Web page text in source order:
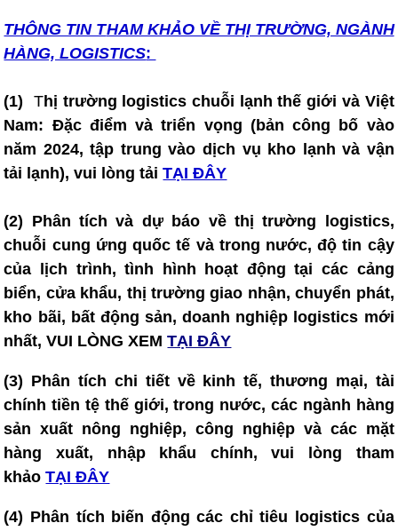
THÔNG TIN THAM KHẢO VỀ THỊ TRƯỜNG, NGÀNH
HÀNG, LOGISTICS:
(1) Thị trường logistics chuỗi lạnh thế giới và Việt
Nam: Đặc điểm và triển vọng (bản công bố vào
năm 2024, tập trung vào dịch vụ kho lạnh và vận
tải lạnh), vui lòng tảiTẠI ĐÂY
(2) Phân tích và dự báo về thị trường logistics,
chuỗi cung ứng quốc tế và trong nước, độ tin cậy
của lịch trình, tình hình hoạt động tại các cảng
biển, cửa khẩu, thị trường giao nhận, chuyển phát,
kho bãi, bất động sản, doanh nghiệp logistics mới
nhất, VUI LÒNG XEM TẠI ĐÂY
(3) Phân tích chi tiết về kinh tế, thương mại, tài
chính tiền tệ thế giới, trong nước, các ngành hàng
sản xuất nông nghiệp, công nghiệp và các mặt
hàng xuất, nhập khẩu chính, vui lòng tham
khảo TẠI ĐÂY
(4) Phân tích biến động các chỉ tiêu logistics của